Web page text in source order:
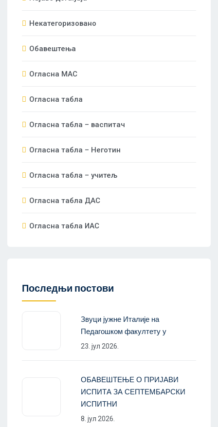
Некатегоризовано
Обавештења
Огласна МАС
Огласна табла
Огласна табла – васпитач
Огласна табла – Неготин
Огласна табла – учитељ
Огласна табла ДАС
Огласна табла ИАС
Последњи постови
Звуци јужне Италије на
Педагошком факултету у
23. јул 2026.
ОБАВЕШТЕЊЕ О ПРИЈАВИ
ИСПИТА ЗА СЕПТЕМБАРСКИ
ИСПИТНИ
8. јул 2026.